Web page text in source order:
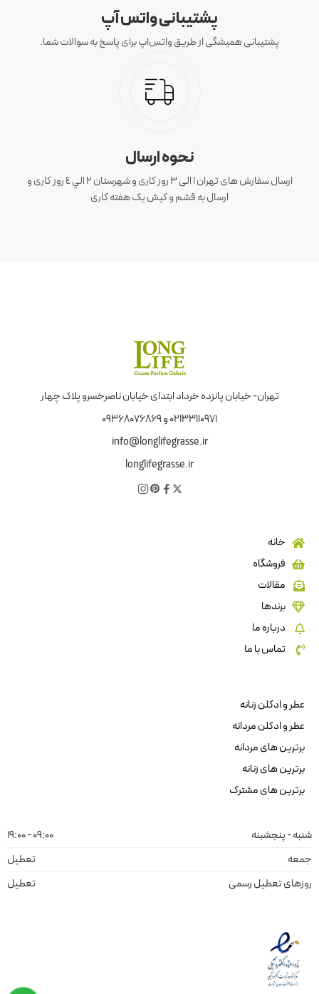
پشتیبانی واتس آپ
پشتیبانی همیشگی از طریق واتس‌اپ برای پاسخ به سوالات شما.
نحوه ارسال
ارسال سفارش های تهران 1 الی 3 روز کاری و شهرستان ٢ الي ٤ روز کاری و
ارسال به قشم و کیش یک هفته کاری
تهران- خیابان پانزده خرداد ابتدای خیابان ناصرخسرو پلاک چهار
02133110971 و 09368076869
info@longlifegrasse.ir
longlifegrasse.ir
خانه
فروشگاه
مقالات
برندها
درباره ما
تماس با ما
عطر و ادکلن زنانه
عطر و ادکلن مردانه
برترین های مردانه
برترین های زنانه
برترین های مشترک
شنبه - پنجشبنه
09:00 - 19:00
جمعه
تعطیل
روزهای تعطیل رسمی
تعطیل